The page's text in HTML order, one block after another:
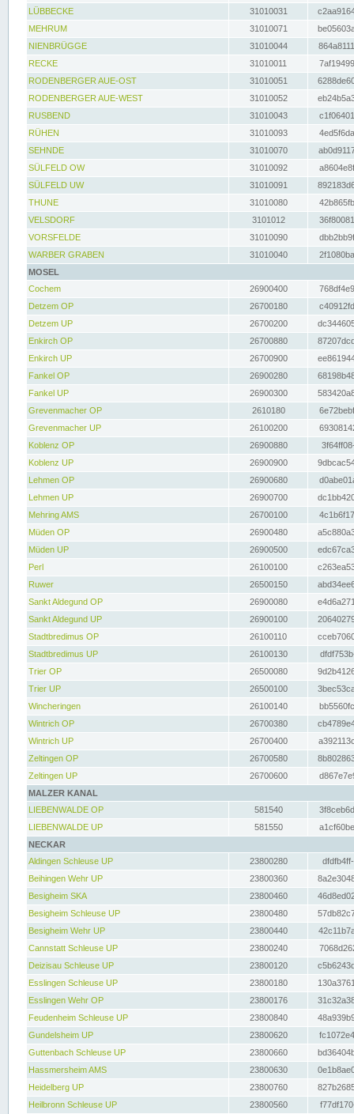
LÜBBECKE
31010031
MEHRUM
31010071
NIENBRÜGGE
31010044
RECKE
31010011
RODENBERGER AUE-OST
31010051
RODENBERGER AUE-WEST
31010052
RUSBEND
31010043
RÜHEN
31010093
SEHNDE
31010070
SÜLFELD OW
31010092
SÜLFELD UW
31010091
THUNE
31010080
VELSDORF
3101012
VORSFELDE
31010090
WARBER GRABEN
31010040
MOSEL
Cochem
26900400
Detzem OP
26700180
Detzem UP
26700200
Enkirch OP
26700880
Enkirch UP
26700900
Fankel OP
26900280
Fankel UP
26900300
Grevenmacher OP
2610180
Grevenmacher UP
26100200
Koblenz OP
26900880
Koblenz UP
26900900
Lehmen OP
26900680
Lehmen UP
26900700
Mehring AMS
26700100
Müden OP
26900480
Müden UP
26900500
Perl
26100100
Ruwer
26500150
Sankt Aldegund OP
26900080
Sankt Aldegund UP
26900100
Stadtbredimus OP
26100110
Stadtbredimus UP
26100130
Trier OP
26500080
Trier UP
26500100
Wincheringen
26100140
Wintrich OP
26700380
Wintrich UP
26700400
Zeltingen OP
26700580
Zeltingen UP
26700600
MALZER KANAL
LIEBENWALDE OP
581540
LIEBENWALDE UP
581550
NECKAR
Aldingen Schleuse UP
23800280
Beihingen Wehr UP
23800360
Besigheim SKA
23800460
Besigheim Schleuse UP
23800480
Besigheim Wehr UP
23800440
Cannstatt Schleuse UP
23800240
Deizisau Schleuse UP
23800120
Esslingen Schleuse UP
23800180
Esslingen Wehr OP
23800176
Feudenheim Schleuse UP
23800840
Gundelsheim UP
23800620
Guttenbach Schleuse UP
23800660
Hassmersheim AMS
23800630
Heidelberg UP
23800760
Heilbronn Schleuse UP
23800560